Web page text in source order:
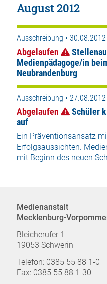
August 2012
Ausschreibung • 30.08.2012
Abgelaufen
Medienpädagoge/in
Neubrandenburg
Ausschreibung • 27.08.2012
Abgelaufen
Schüler
auf
Ein Präventionsansatz
Erfolgsaussichten.
mit Beginn des neuen
Medienanstalt
Mecklenburg-
Bleicherufer 1
19053 Schwerin
Telefon: 0385 55 88 1-0
Fax: 0385 55 88 1-30